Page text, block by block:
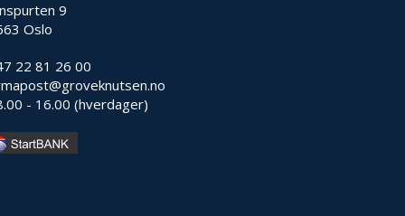
9
Oslo
22 81 26 00
- 16.00 (hverdager)